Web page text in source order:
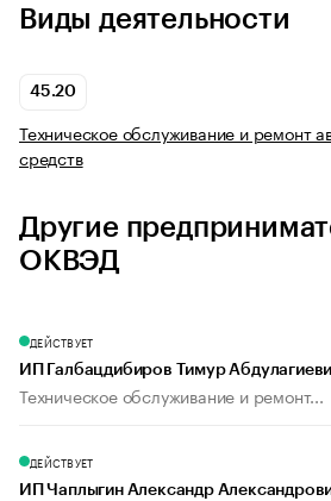
Виды деятельности
45.20
Техническое обслуживание и ремонт
средств
Другие
ОКВЭД
ДЕЙСТВУЕТ
ИП Галбацдибиров Тимур
Техническое обслуживание и ремонт...
ДЕЙСТВУЕТ
ИП Чаплыгин Александр